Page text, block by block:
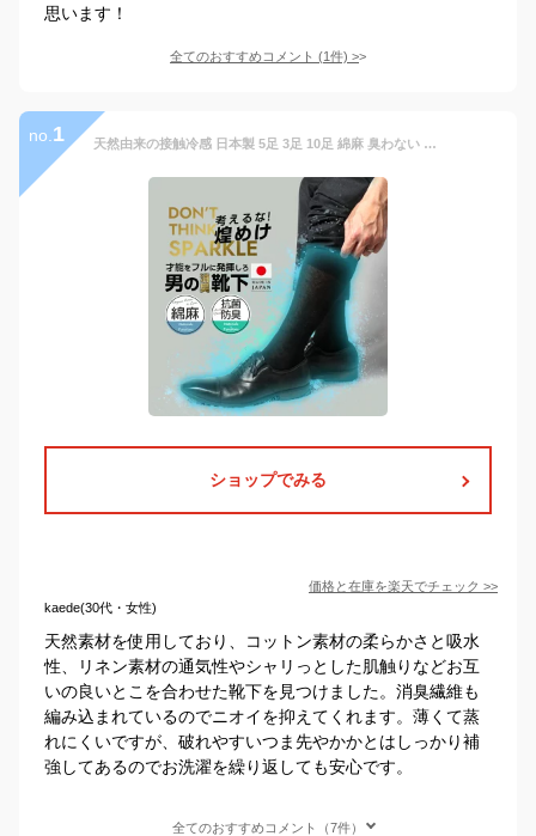
思います！
全てのおすすめコメント (1件) >
no. 1 天然由来の接触冷感 日本製 5足 3足 10足 綿麻 臭わない 蒸れない セット ソックス 夏用 靴下 メンズ 消臭靴下 麻 消臭 防臭 男性 ビジネス 薄手 薄い ビジネスソックス 蒸れない 足 臭い 足の臭い 臭く 涼しい 破れにくい 丈夫な靴下 夏 大きいサイズ 黒 24～30cm
ショップでみる
価格と在庫を楽天でチェック >>
kaede(30代・女性)
天然素材を使用しており、コットン素材の柔らかさと吸水
性、リネン素材の通気性やシャリっとした肌触りなどお互
いの良いとこを合わせた靴下を見つけました。消臭繊維も
編み込まれているのでニオイを抑えてくれます。薄くて蒸
れにくいですが、破れやすいつま先やかかとはしっかり補
強してあるのでお洗濯を繰り返しても安心です。
全てのおすすめコメント（7件）